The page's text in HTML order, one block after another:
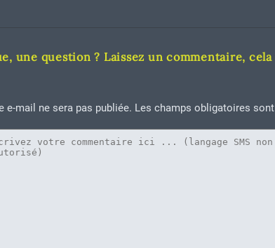
une question ? Laissez un commentaire,
e-mail ne sera pas publiée. Les champs obligatoires